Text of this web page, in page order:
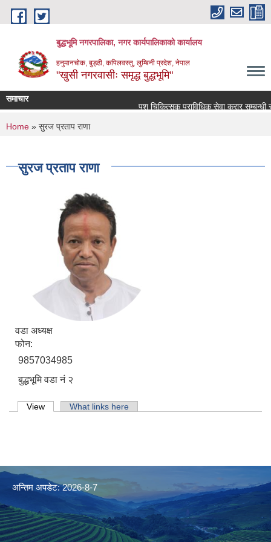
Skip to main content
बुद्धभूमि नगरपालिका, नगर कार्यपालिकाको कार्यालय
हनुमानचोक, बुड्ढी, कपिलवस्तु, लुम्बिनी प्रदेश, नेपाल
"खुसी नगरवासीः समृद्ध बुद्धभूमि"
समाचार
पशु चिकित्सक प्राविधिक सेवा करार सम्बन्धी
You are here
Home » सुरज प्रताप राणा
सुरज प्रताप राणा
वडा अध्यक्ष
फोन:
9857034985
बुद्धभूमि वडा नं २
Primary tabs
View (active tab)What links here
अन्तिम अपडेट: 2026-8-7